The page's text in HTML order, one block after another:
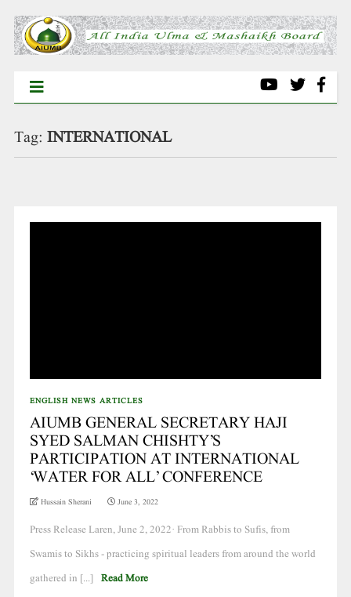
Tag: INTERNATIONAL
ENGLISH NEWS ARTICLES
AIUMB GENERAL SECRETARY HAJI
SYED SALMAN CHISHTY’S
PARTICIPATION AT INTERNATIONAL
‘WATER FOR ALL’ CONFERENCE
Hussain Sherani June 3, 2022
Press Release Laren, June 2, 2022· From Rabbis to Sufis, from
Swamis to Sikhs - practicing spiritual leaders from around the world
gathered in [...] Read More